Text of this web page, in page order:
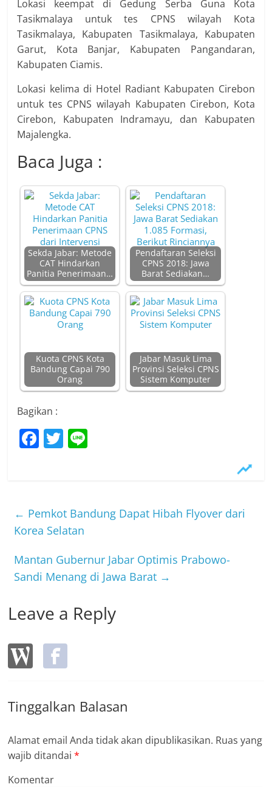
Lokasi keempat di Gedung Serba Guna Kota
Tasikmalaya untuk tes CPNS wilayah Kota
Tasikmalaya, Kabupaten Tasikmalaya, Kabupaten
Garut, Kota Banjar, Kabupaten Pangandaran,
Kabupaten Ciamis.
Lokasi kelima di Hotel Radiant Kabupaten Cirebon
untuk tes CPNS wilayah Kabupaten Cirebon, Kota
Cirebon, Kabupaten Indramayu, dan Kabupaten
Majalengka.
Baca Juga :
Sekda Jabar: Metode
CAT Hindarkan
Panitia Penerimaan…
Pendaftaran Seleksi
CPNS 2018: Jawa
Barat Sediakan…
Kuota CPNS Kota
Bandung Capai 790
Orang
Jabar Masuk Lima
Provinsi Seleksi CPNS
Sistem Komputer
Bagikan :
F
b
o
o
k
T
← Pemkot Bandung Dapat Hibah Flyover dari
Korea Selatan
Mantan Gubernur Jabar Optimis Prabowo-
Sandi Menang di Jawa Barat →
Leave a Reply
Tinggalkan Balasan
Alamat email Anda tidak akan dipublikasikan. Ruas yang
wajib ditandai*
Komentar